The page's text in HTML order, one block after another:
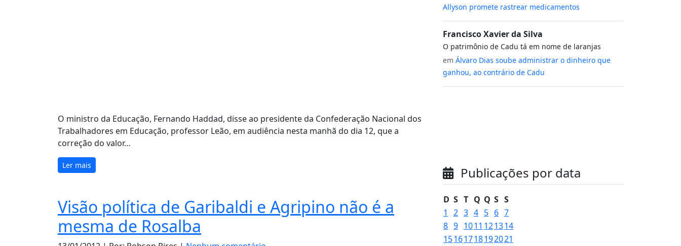
O ministro da Educação, Fernando Haddad, disse ao presidente da Confederação Nacional dos
Trabalhadores em Educação, professor Leão, em audiência nesta manhã do dia 12, que a
correção do valor…
Ler mais
Visão política de Garibaldi e Agripino não é a
mesma de Rosalba
Allyson promete rastrear medicamentos
Francisco Xavier da Silva
O patrimônio de Cadu tá em nome de laranjas
em Álvaro Dias soube administrar o dinheiro que
ganhou, ao contrário de Cadu
Publicações por data
D S T Q Q S S
1
2 3 4 5 6 7
8 9 1011 121314
15161718192021